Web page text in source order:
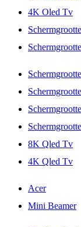
4K Oled Tv
8K Qled Tv
4K Qled Tv
Acer
Mini Beamer